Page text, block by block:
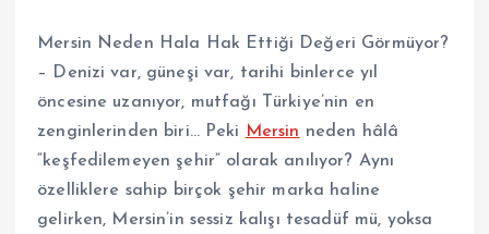
Mersin Neden Hala Hak Ettiği Değeri Görmüyor?
– Denizi var, güneşi var, tarihi binlerce yıl
öncesine uzanıyor, mutfağı Türkiye’nin en
zenginlerinden biri… Peki Mersin neden hâlâ
“keşfedilemeyen şehir” olarak anılıyor? Aynı
özelliklere sahip birçok şehir marka haline
gelirken, Mersin’in sessiz kalışı tesadüf mü, yoksa